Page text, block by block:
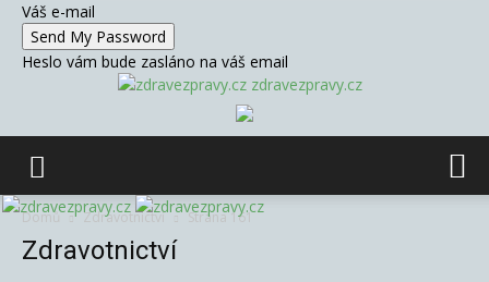
Váš e-mail
Heslo vám bude zasláno na váš email
zdravezpravy.cz
Domů Zdravotnictví Strana 161
Zdravotnictví